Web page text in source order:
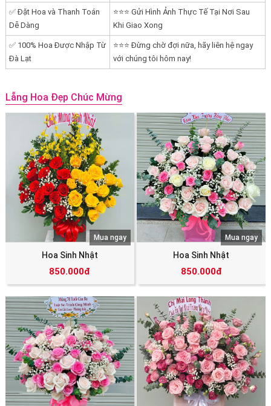
✅ Đặt Hoa và Thanh Toán
Dễ Dàng
⭐⭐⭐ Gửi Hình Ảnh Thực Tế Tại Nơi Sau
Khi Giao Xong
✅ 100% Hoa Được Nhập Từ
Đà Lạt
⭐⭐⭐ Đừng chờ đợi nữa, hãy liên hệ ngay
với chúng tôi hôm nay!
Lẵng Hoa Đẹp Chúc Mừng
Hoa Sinh Nhật
850.000đ
Mua ngay
Hoa Sinh Nhật
850.000đ
Mua ngay